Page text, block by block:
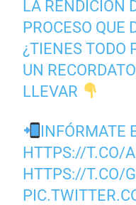
LA RENDICIÓN
PROCESO QUE
¿TIENES TODO
UN
LLEVAR
INFÓRMATE
HTTPS://T.CO/
HTTPS://T.CO/